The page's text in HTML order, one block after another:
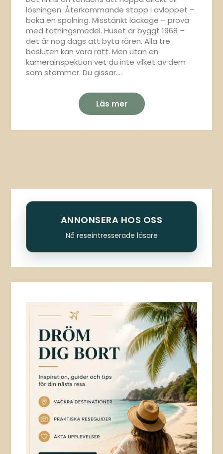
lösningen. Återkommande stopp i avloppet –
boka en spolning. Misstänkt läckage – prova
med tätningsmedel. Huset är byggt 1968 –
det är nog dags att byta rören. Alla tre
besluten kan vara rätt. Men utan en
kamerainspektion vet du inte vilket av dem
som stämmer. Du gissar….
Läs mer
ANNONSERA HOS OSS
Nå reseintresserade läsare